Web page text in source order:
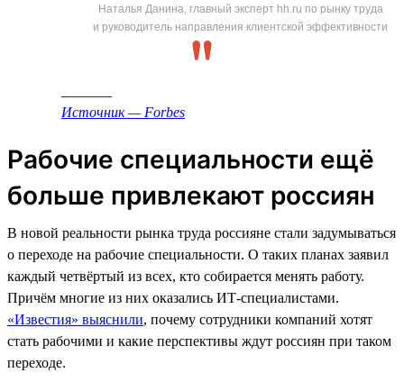
Наталья Данина, главный эксперт hh.ru по рынку труда
и руководитель направления клиентской эффективности
Источник — Forbes
Рабочие специальности ещё
больше привлекают россиян
В новой реальности рынка труда россияне стали задумываться
о переходе на рабочие специальности. О таких планах заявил
каждый четвёртый из всех, кто собирается менять работу.
Причём многие из них оказались ИТ-специалистами.
«Известия» выяснили, почему сотрудники компаний хотят
стать рабочими и какие перспективы ждут россиян при таком
переходе.